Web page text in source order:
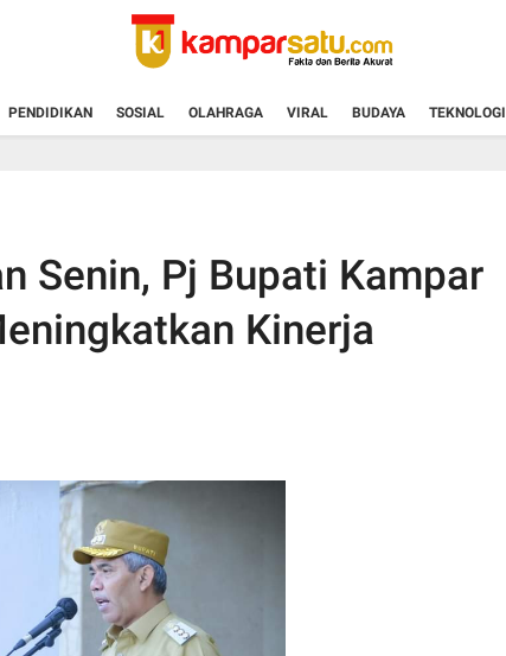
PENDIDIKAN SOSIAL OLAHRAGA VIRAL BUDAYA TEKNOLOGI
Senin, Pj Bupati Kampar
Kinerja